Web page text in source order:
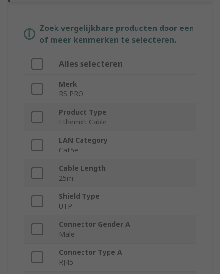
Zoek vergelijkbare producten door een
of meer kenmerken te selecteren.
Alles selecteren
Merk
RS PRO
Product Type
Ethernet Cable
LAN Category
Cat5e
Cable Length
25m
Shield Type
UTP
Connector Gender A
Male
Connector Type A
RJ45